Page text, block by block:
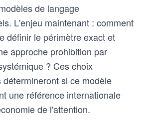
de langage
L'enjeu maintenant : comment
définir le périmètre exact et
approche prohibition par
? Ces choix
détermineront si ce modèle
une référence internationale
de l'attention.